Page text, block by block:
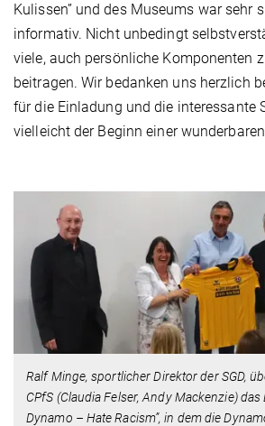
Kulissen” und des Museums war sehr
informativ. Nicht unbedingt
viele, auch persönliche Komponenten
beitragen. Wir bedanken uns herzlich
für die Einladung und die interessante
vielleicht der Beginn einer
Ralf Minge, sportlicher Direktor der SGD,
CPfS (Claudia Felser, Andy Mackenzie) das
Dynamo – Hate Racism”, in dem die